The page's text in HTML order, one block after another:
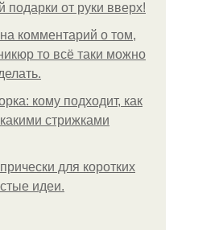
подарки от руки вверх!
комментарий о том,
то всё таки можно
кому подходит, как
стрижками
для коротких
идеи.